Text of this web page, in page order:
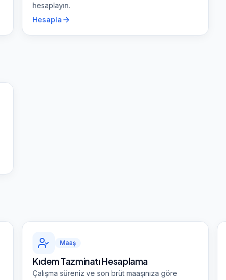
hesaplayın.
Hesapla
Maaş
Kıdem Tazminatı Hesaplama
Çalışma süreniz ve son brüt maaşınıza göre